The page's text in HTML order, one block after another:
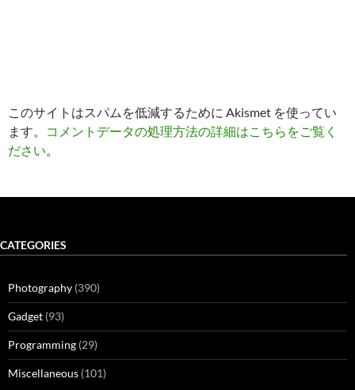
このサイトはスパムを低減するために Akismet を使ってい
ます。
コメントデータの処理方法の詳細はこちらをご覧く
ださい。
CATEGORIES
Photography (390)
Gadget (93)
Programming (29)
Miscellaneous (101)